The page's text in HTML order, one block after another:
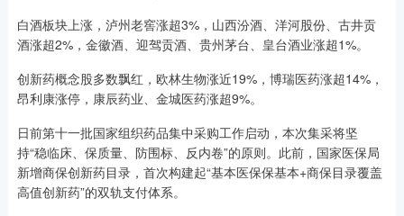
白酒板块上涨，泸州老窖涨超3%，山西汾酒、洋河股份、古井贡
酒涨超2%，金徽酒、迎驾贡酒、贵州茅台、皇台酒业涨超1%。
创新药概念股多数飘红，欧林生物涨近19%，博瑞医药涨超14%，
昂利康涨停，康辰药业、金城医药涨超9%。
日前第十一批国家组织药品集中采购工作启动，本次集采将坚
持“稳临床、保质量、防围标、反内卷”的原则。此前，国家医保局
新增商保创新药目录，首次构建起“基本医保保基本+商保目录覆盖
高值创新药”的双轨支付体系。